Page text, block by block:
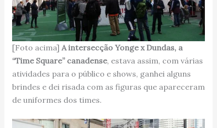
[Foto acima] A intersecção Yonge x Dundas, a
“Time Square” canadense, estava assim, com várias
atividades para o público e shows, ganhei alguns
brindes e dei risada com as figuras que apareceram
de uniformes dos times.